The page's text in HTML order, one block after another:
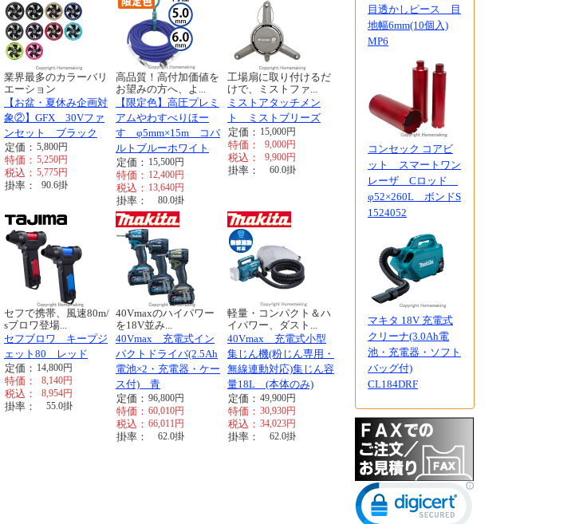
業界最多のカラーバリ
エーション
【お盆・夏休み企画対
象②】GFX 30Vファ
ンセット ブラック
定価： 5,800円
特価： 5,250円
税込： 5,775円
掛率： 90.6掛
高品質！高付加価値を
お望みの方へ、よ...
【限定色】高圧プレミ
アムやわすべりほー
す φ5mm×15m コバ
ルトブルーホワイト
定価： 15,500円
特価： 12,400円
税込： 13,640円
掛率： 80.0掛
工場扇に取り付けるだ
けで、ミストファ...
ミストアタッチメン
ト ミストブリーズ
定価： 15,000円
特価： 9,000円
税込： 9,900円
掛率： 60.0掛
セフで携帯、風速80m/
sブロワ登場...
セフブロワ キープジ
ェット80 レッド
定価： 14,800円
特価： 8,140円
税込： 8,954円
掛率： 55.0掛
40Vmaxのハイパワー
を18V並み...
40Vmax 充電式イン
パクトドライバ(2.5Ah
電池×2・充電器・ケー
ス付) 青
定価： 96,800円
特価： 60,010円
税込： 66,011 円
掛率： 62.0掛
軽量・コンパクト＆ハ
イパワー、ダスト...
40Vmax 充電式小型
集じん機(粉じん専用・
無線連動対応)集じん容
量18L (本体のみ)
定価： 49,900円
特価： 30,930円
税込： 34,023円
掛率： 62.0掛
目透かしピース 目
地幅6mm(10個入)
MP6
コンセック コアビ
ット スマートワン
レーザ Cロッド
φ52×260L ボンドS
1524052
マキタ 18V 充電式
クリーナ(3.0Ah電
池・充電器・ソフト
バッグ付)
CL184DRF